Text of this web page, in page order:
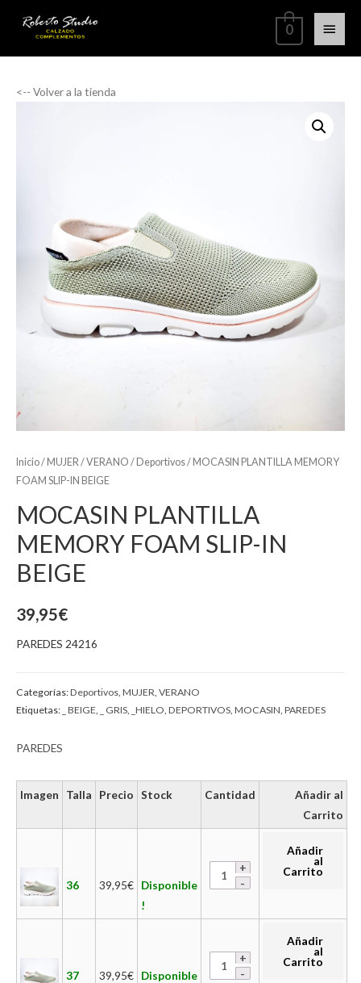
0
<-- Volver a la tienda
Inicio/ MUJER /VERANO / Deportivos/ MOCASIN PLANTILLA MEMORY
FOAM SLIP-IN BEIGE
MOCASIN PLANTILLA
MEMORY FOAM SLIP-IN
BEIGE
39,95€
PAREDES 24216
Categorías:Deportivos MUJER VERANO
Etiquetas: _ BEIGE _ GRIS _HIELO DEPORTIVOS MOCASIN PAREDES
PAREDES
Imagen Talla Precio Stock Cantidad
Añadir al
Carrito
36 39,95€ Disponible
!
Añadir
al
Carrito
37 39,95€ Disponible
Añadir
al
Carrito